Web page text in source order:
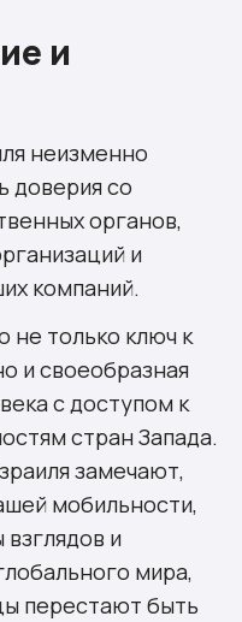
и
неизменно
доверия со
органов,
и
компаний.
не только ключ к
и своеобразная
с доступом к
стран Запада.
замечают,
мобильности,
и
мира,
перестают быть